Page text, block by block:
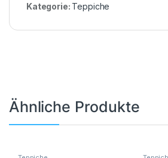
Kategorie: Teppiche
Ähnliche Produkte